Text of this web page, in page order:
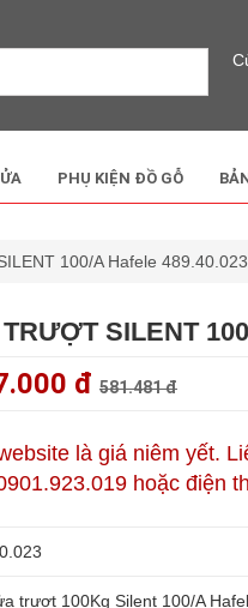
PHỤ KIỆN ĐỒ GỖ
100/A Hafele 489.40.023
SILENT
đ 581.481 đ
là giá niêm yết.
hoặc điện
trượt 100Kg Silent 100/A